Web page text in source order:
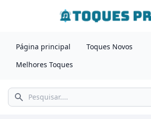
Página principal
Toques Novos
Melhores Toques
Pesquisar